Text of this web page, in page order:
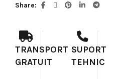
Share
TRANSPORT
GRATUIT
SUPORT
TEHNIC